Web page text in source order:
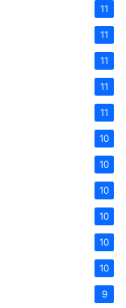
11
11
11
11
11
10
10
10
10
10
10
9